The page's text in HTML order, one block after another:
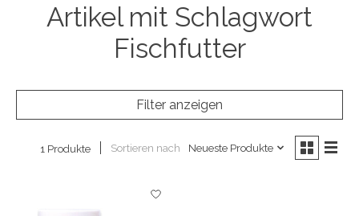
Artikel mit Schlagwort
Fischfutter
Filter anzeigen
1 Produkte Sortieren nach Neueste Produkte